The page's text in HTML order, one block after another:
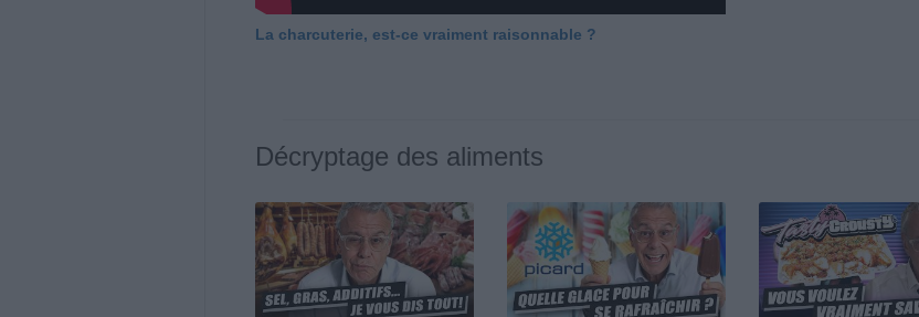
La charcuterie, est-ce vraiment raisonnable ?
Décryptage des aliments